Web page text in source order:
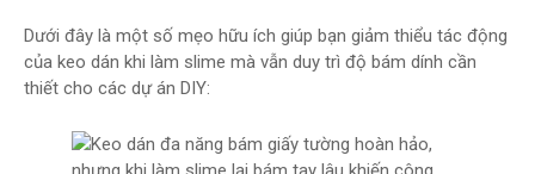
Dưới đây là một số mẹo hữu ích giúp bạn giảm thiểu tác động
của keo dán khi làm slime mà vẫn duy trì độ bám dính cần
thiết cho các dự án DIY: